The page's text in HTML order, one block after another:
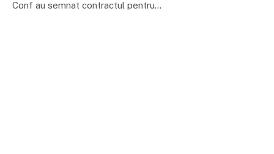
Conf au semnat contractul pentru…